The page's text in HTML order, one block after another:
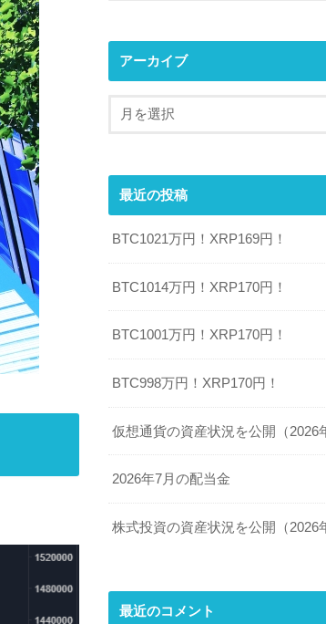
アーカイブ
最近の投稿
BTC1021万円！XRP169円！
BTC1014万円！XRP170円！
BTC1001万円！XRP170円！
BTC998万円！XRP170円！
仮想通貨の資産状況を公開（2026
2026年7月の配当金
株式投資の資産状況を公開（2026
最近のコメント